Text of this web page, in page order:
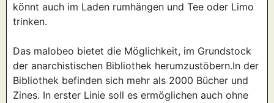
könnt auch im Laden rumhängen und Tee oder Limo
trinken.
Das malobeo bietet die Möglichkeit, im Grundstock
der anarchistischen Bibliothek herumzustöbern.In der
Bibliothek befinden sich mehr als 2000 Bücher und
Zines. In erster Linie soll es ermöglichen auch ohne